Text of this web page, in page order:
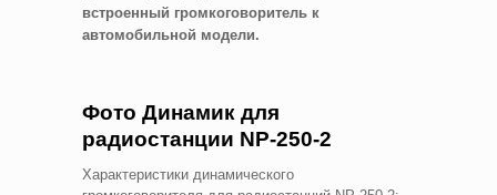
встроенный громкоговоритель к
автомобильной модели.
Фото Динамик для
радиостанции NP-250-2
Характеристики динамического